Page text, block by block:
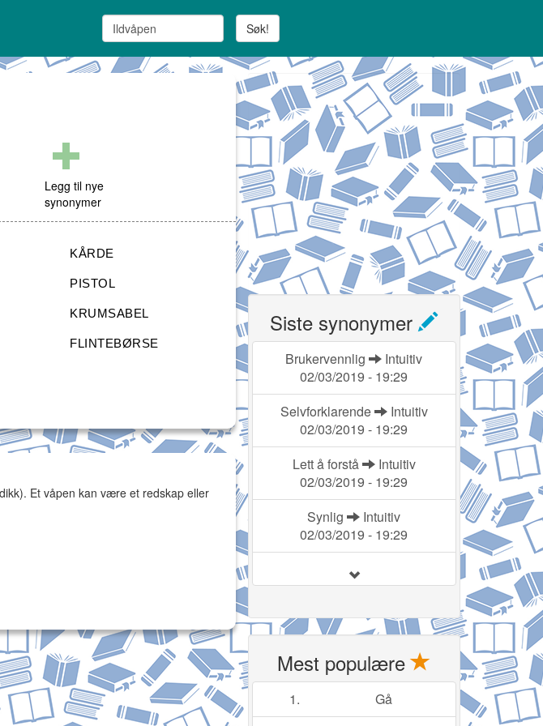
Søk!
Legg til nye
synonymer
KÅRDE
PISTOL
KRUMSABEL
FLINTEBØRSE
Et våpen kan være et redskap eller
Siste synonymer
Brukervennlig
Intuitiv
02/03/2019 - 19:29
Selvforklarende
Intuitiv
02/03/2019 - 19:29
Lett å forstå
Intuitiv
02/03/2019 - 19:29
Synlig
Intuitiv
02/03/2019 - 19:29
Mest populære
1.
Gå